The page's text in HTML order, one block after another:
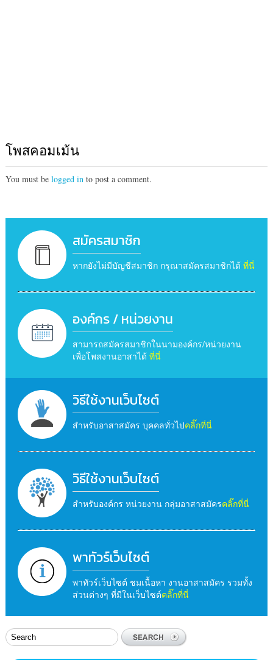
โพสคอมเม้น
You must be logged in to post a comment.
สมัครสมาชิก
หากยังไม่มีบัญชีสมาชิก กรุณาสมัครสมาชิกได้ ที่นี่
องค์กร / หน่วยงาน
สามารถสมัครสมาชิกในนามองค์กร/หน่วยงาน
เพื่อโพสงานอาสาได้ ที่นี่
วิธีใช้งานเว็บไซต์
สำหรับอาสาสมัคร บุคคลทั่วไปคลิ๊กที่นี่
วิธีใช้งานเว็บไซต์
สำหรับองค์กร หน่วยงาน กลุ่มอาสาสมัครคลิ๊กที่นี่
พาทัวร์เว็บไซต์
พาทัวร์เว็บไซต์ ชมเนื้อหา งานอาสาสมัคร รวมทั้ง
ส่วนต่างๆ ที่มีในเว็บไซต์คลิ๊กที่นี่